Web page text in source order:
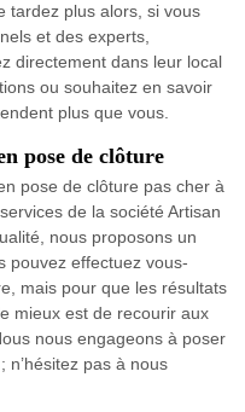
tardez plus alors, si vous
et des experts,
directement dans leur local
ou souhaitez en savoir
plus que vous.
pose de clôture
pose de clôture pas cher à
de la société Artisan
nous proposons un
pouvez effectuez vous-
mais pour que les résultats
mieux est de recourir aux
nous engageons à poser
pas à nous